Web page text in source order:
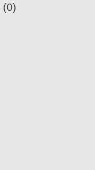
(0)